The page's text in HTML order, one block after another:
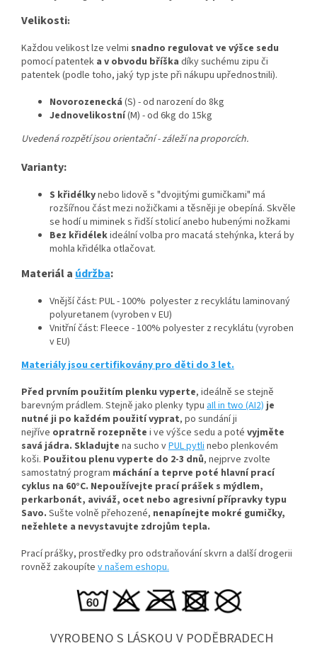
Velikosti:
Každou velikost lze velmi snadno regulovat ve výšce sedu
pomocí patentek a v obvodu bříška díky suchému zipu či
patentek (podle toho, jaký typ jste při nákupu upřednostnili).
Novorozenecká (S) - od narození do 8kg
Jednovelikostní(M) - od 6kg do 15kg
Uvedená rozpětí jsou orientační - záleží na proporcích.
Varianty:
S křidélkynebo lidově s "dvojitými gumičkami" má
rozšířnou část mezi nožičkami a těsněji je obepíná. Skvěle
se hodí u miminek s řidší stolicí anebo hubenými nožkami
Bez křidélekideální volba pro macatá stehýnka, která by
mohla křidélka otlačovat.
Materiál a údržba:
Vnější část: PUL - 100% polyester z recyklátu laminovaný
polyuretanem (vyroben v EU)
Vnitřní část: Fleece - 100% polyester z recyklátu (vyroben
v EU)
Materiály jsou certifikovány pro děti do 3 let.
Před prvním použitím plenku vyperte, ideálně se stejně
barevným prádlem. Stejně jako plenky typu aIl in two (AI2) je
nutné ji po každém použití vyprat, po sundání ji
nejříve opratrně rozepněte i ve výšce sedu a poté vyjměte
savá jádra. Skladujte na sucho vPUL pytlinebo plenkovém
koši. Použitou plenu vyperte do 2-3 dnů, nejprve zvolte
samostatný program máchání a teprve poté hlavní prací
cyklus na 60°C. Nepoužívejte prací prášek s mýdlem,
perkarbonát, aviváž, ocet nebo agresivní přípravky typu
Savo. Sušte volně přehozené, nenapínejte mokré gumičky,
nežehlete a nevystavujte zdrojům tepla.
Prací prášky, prostředky pro odstraňování skvrn a další drogerii
rovněž zakoupíte v našem eshopu.
VYROBENO S LÁSKOU V PODĚBRADECH